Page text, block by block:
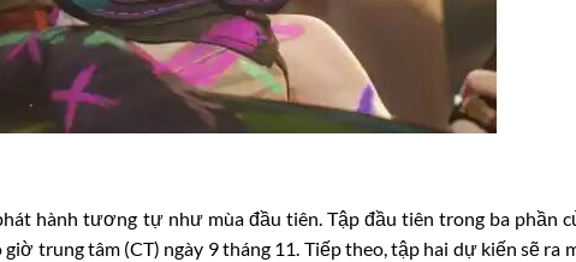
hành tương tự như mùa đầu tiên. Tập đầu tiên trong ba phần
trung tâm (CT) ngày 9 tháng 11. Tiếp theo, tập hai dự kiến sẽ ra